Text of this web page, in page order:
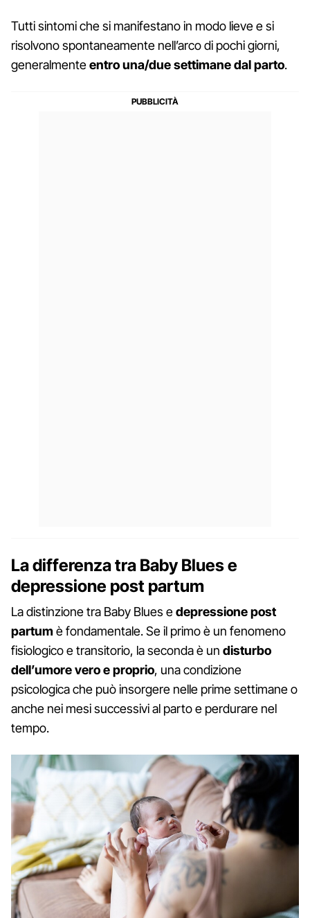
Tutti sintomi che si manifestano in modo lieve e si
risolvono spontaneamente nell’arco di pochi giorni,
generalmenteentro una/due settimane dal parto.
La differenza tra Baby Blues e
depressione post partum
La distinzione tra Baby Blues edepressione post
partum è fondamentale. Se il primo è un fenomeno
fisiologico e transitorio, la seconda è un disturbo
dell’umore vero e proprio, una condizione
psicologica che può insorgere nelle prime settimane o
anche nei mesi successivi al parto e perdurare nel
tempo.